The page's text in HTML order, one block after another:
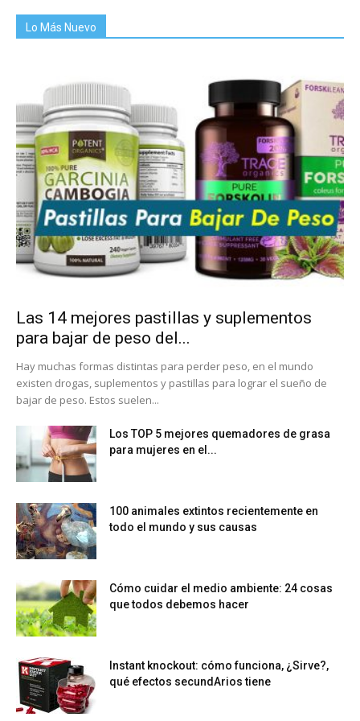
Lo Más Nuevo
Las 14 mejores pastillas y suplementos
para bajar de peso del...
Hay muchas formas distintas para perder peso, en el mundo
existen drogas, suplementos y pastillas para lograr el sueño de
bajar de peso. Estos suelen...
Los TOP 5 mejores quemadores de grasa
para mujeres en el...
100 animales extintos recientemente en
todo el mundo y sus causas
Cómo cuidar el medio ambiente: 24 cosas
que todos debemos hacer
Instant knockout: cómo funciona, ¿Sirve?,
qué efectos secundArios tiene